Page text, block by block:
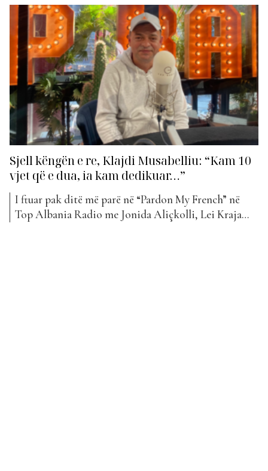
ka rikthyer atë sërish në muzikë. Teksti i kësaj kënge
është shkruar nga Irkenc Hyka, Anxhela Peristeri dhe
Petro Xhori. “E bukur”,...
Sjell këngën e re, Klajdi Musabelliu: “Kam 10
vjet që e dua, ia kam dedikuar…”
I ftuar pak ditë më parë në “Pardon My French” në
Top Albania Radio me Jonida Aliçkolli, Lei Kraja